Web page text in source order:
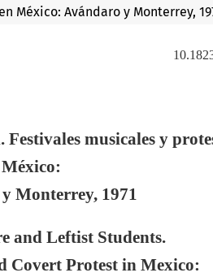
Avándaro y Monterrey,